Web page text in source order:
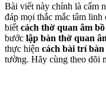
Bài viết này chính là cẩm
đáp mọi thắc mắc tâm
biết cách thờ quan âm
bước lập bàn thờ quan
thực hiện cách bài trí
tường. Hãy cùng theo dõi